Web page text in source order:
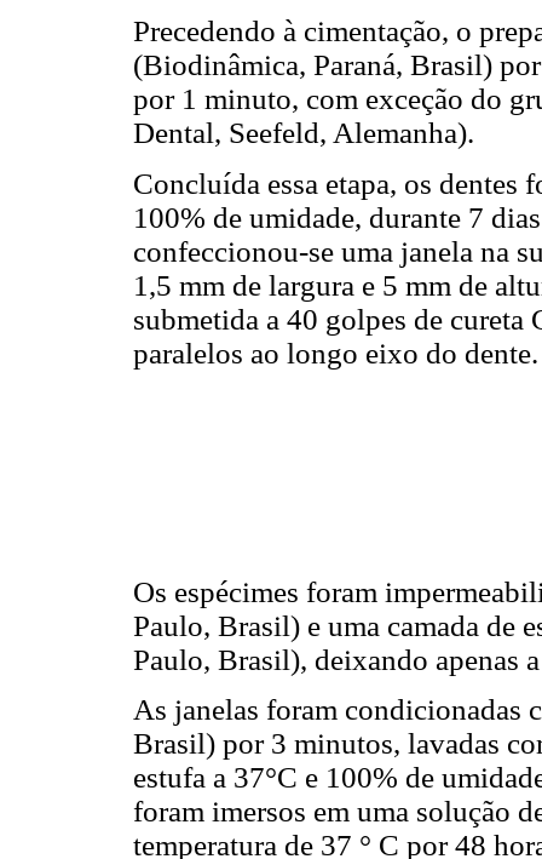
Precedendo à cimentação, o
(Biodinâmica, Paraná, Brasil)
por 1 minuto, com exceção do
Dental, Seefeld, Alemanha).
Concluída essa etapa, os dentes
100% de umidade, durante 7
confeccionou-se uma janela na
1,5 mm de largura e 5 mm de
submetida a 40 golpes de
paralelos ao longo eixo do dente.
Os espécimes foram
Paulo, Brasil) e uma camada de
Paulo, Brasil), deixando apenas
As janelas foram condicionadas
Brasil) por 3 minutos, lavadas
estufa a 37°C e 100% de
foram imersos em uma solução
temperatura de 37 ° C por 48